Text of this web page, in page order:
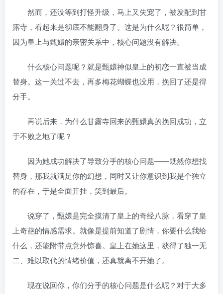
然而，还没等到打怪升级，马上又失宠了，被发配到甘
露寺，看起来是彻底不能翻身了。这是为什么呢？很简单，
因为皇上与甄嬛的亲密关系中，核心问题没有解决。
什么核心问题呢？就是甄嬛神似皇上的初恋一直被当成
替身。这一关过不去，再多梅花蝴蝶也没用，挽回了还是得
分手。
再说后来，为什么甘露寺回来的甄嬛真的挽回成功，立
于不败之地了呢？
因为她成功解决了导致分手的核心问题——既然你想找
替身，那我就满足你的幻想，同时又让你意识到我是个独立
的存在，于是全面开挂，笑到最后。
说穿了，甄嬛是完全摸清了皇上的奇经八脉，看穿了皇
上奇葩的情感需求。就像是提前知道了剧情，你要什么我给
什么，还能附带点意外惊喜。皇上在她这里，获得了独一无
二、难以取代的情绪价值，还真就离不开她了。
现在说回你，你们分手的核心问题是什么呢？对于大多